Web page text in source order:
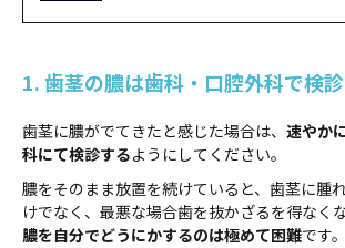
1. 歯茎の膿は歯科・口腔外科で検
歯茎に膿がでてきたと感じた場合は、 速やか
科にて検診するようにしてください。
膿をそのまま放置を続けていると、歯茎に腫
けでなく、最悪な場合歯を抜かざるを得なく
膿を自分でどうにかするのは極めて困難です。